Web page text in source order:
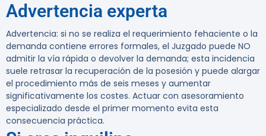
Advertencia experta
Advertencia: si no se realiza el requerimiento fehaciente o la
demanda contiene errores formales, el Juzgado puede NO
admitir la vía rápida o devolver la demanda; esta incidencia
suele retrasar la recuperación de la posesión y puede alargar
el procedimiento más de seis meses y aumentar
significativamente los costes. Actuar con asesoramiento
especializado desde el primer momento evita esta
consecuencia práctica.